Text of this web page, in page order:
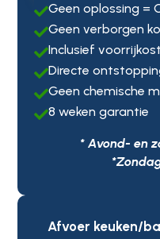
Geen oplossing =
Geen verborgen
Inclusief
Directe
Geen chemische
8 weken garantie
* Avond- en
Afvoer keuken/